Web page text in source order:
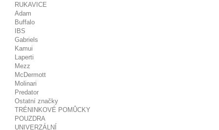
RUKAVICE
Adam
Buffalo
IBS
Gabriels
Kamui
Laperti
Mezz
McDermott
Molinari
Predator
Ostatní značky
TRÉNINKOVÉ POMŮCKY
POUZDRA
UNIVERZÁLNÍ